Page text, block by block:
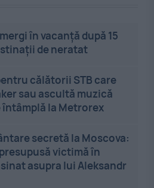
în vacanță după 15
de neratat
călătorii STB care
sau ascultă muzică
întâmplă la Metrorex
secretă la Moscova:
victimă în
asupra lui Aleksandr